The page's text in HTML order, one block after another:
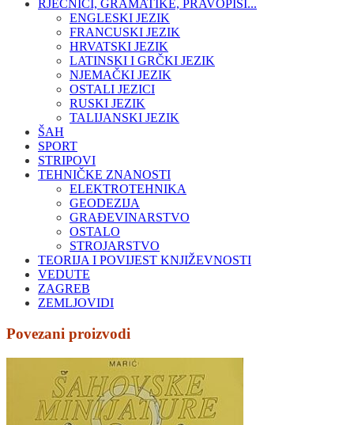
RJEČNICI, GRAMATIKE, PRAVOPISI...
ENGLESKI JEZIK
FRANCUSKI JEZIK
HRVATSKI JEZIK
LATINSKI I GRČKI JEZIK
NJEMAČKI JEZIK
OSTALI JEZICI
RUSKI JEZIK
TALIJANSKI JEZIK
ŠAH
SPORT
STRIPOVI
TEHNIČKE ZNANOSTI
ELEKTROTEHNIKA
GEODEZIJA
GRAĐEVINARSTVO
OSTALO
STROJARSTVO
TEORIJA I POVIJEST KNJIŽEVNOSTI
VEDUTE
ZAGREB
ZEMLJOVIDI
Povezani proizvodi